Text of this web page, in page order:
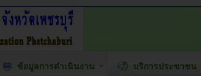
ข้อมูลการดำเนินงาน บริการประชาชน